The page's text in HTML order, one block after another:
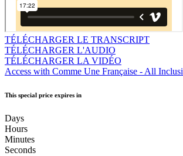
TÉLÉCHARGER LE TRANSCRIPT
TÉLÉCHARGER L'AUDIO
TÉLÉCHARGER LA VIDÉO
Access with Comme Une Française - All
This special price expires in
Days
Hours
Minutes
Seconds